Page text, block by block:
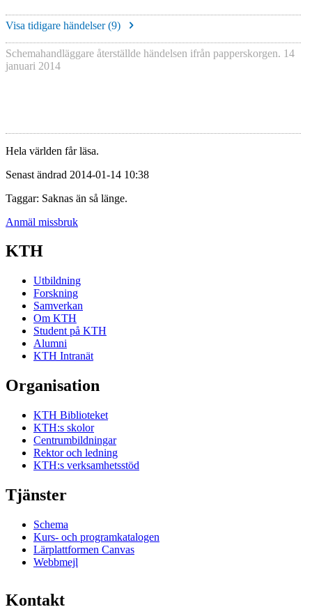
Visa tidigare händelser (9)
Schemahandläggare återställde händelsen ifrån papperskorgen. 14
januari 2014
Hela världen får läsa.
Senast ändrad 2014-01-14 10:38
Taggar: Saknas än så länge.
Anmäl missbruk
KTH
Utbildning
Forskning
Samverkan
Om KTH
Student på KTH
Alumni
KTH Intranät
Organisation
KTH Biblioteket
KTH:s skolor
Centrumbildningar
Rektor och ledning
KTH:s verksamhetsstöd
Tjänster
Schema
Kurs- och programkatalogen
Lärplattformen Canvas
Webbmejl
Kontakt